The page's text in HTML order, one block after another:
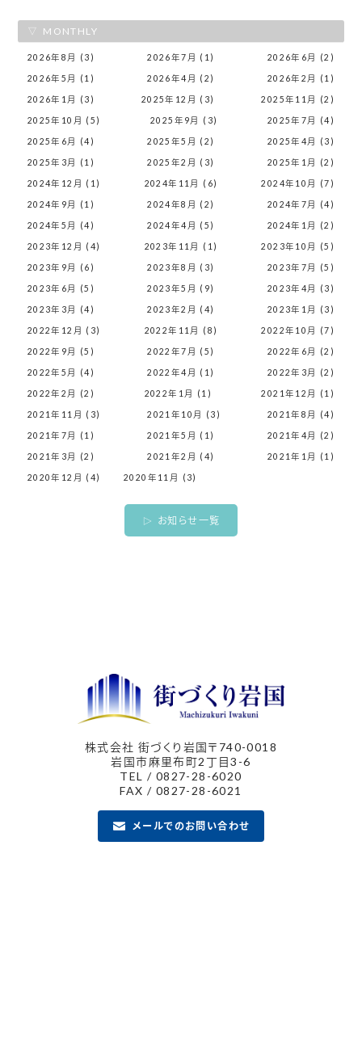
MONTHLY
2026年8月 (3) 2026年7月 (1) 2026年6月 (2)
2026年5月 (1) 2026年4月 (2) 2026年2月 (1)
2026年1月 (3) 2025年12月 (3) 2025年11月 (2)
2025年10月 (5) 2025年9月 (3) 2025年7月 (4)
2025年6月 (4) 2025年5月 (2) 2025年4月 (3)
2025年3月 (1) 2025年2月 (3) 2025年1月 (2)
2024年12月 (1) 2024年11月 (6) 2024年10月 (7)
2024年9月 (1) 2024年8月 (2) 2024年7月 (4)
2024年5月 (4) 2024年4月 (5) 2024年1月 (2)
2023年12月 (4) 2023年11月 (1) 2023年10月 (5)
2023年9月 (6) 2023年8月 (3) 2023年7月 (5)
2023年6月 (5) 2023年5月 (9) 2023年4月 (3)
2023年3月 (4) 2023年2月 (4) 2023年1月 (3)
2022年12月 (3) 2022年11月 (8) 2022年10月 (7)
2022年9月 (5) 2022年7月 (5) 2022年6月 (2)
2022年5月 (4) 2022年4月 (1) 2022年3月 (2)
2022年2月 (2) 2022年1月 (1) 2021年12月 (1)
2021年11月 (3) 2021年10月 (3) 2021年8月 (4)
2021年7月 (1) 2021年5月 (1) 2021年4月 (2)
2021年3月 (2) 2021年2月 (4) 2021年1月 (1)
2020年12月 (4) 2020年11月 (3)
お知らせ一覧
株式会社 街づくり岩国〒740-0018
岩国市麻里布町2丁目3-6
TEL / 0827-28-6020
FAX / 0827-28-6021
メールでのお問い合わせ